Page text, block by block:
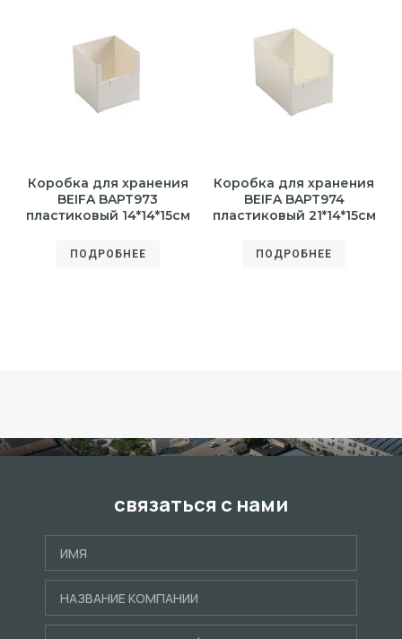
Коробка для хранения
BEIFA BAPT973
пластиковый 14*14*15см
ПОДРОБНЕЕ
Коробка для хранения
BEIFA BAPT974
пластиковый 21*14*15см
ПОДРОБНЕЕ
связаться с нами